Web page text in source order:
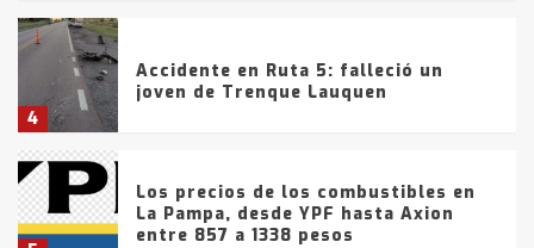
4
Accidente en Ruta 5: falleció un
joven de Trenque Lauquen
Los precios de los combustibles en
La Pampa, desde YPF hasta Axion
entre 857 a 1338 pesos